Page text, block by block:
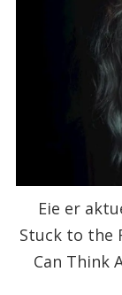
Eie er
Stuck to the
Can Think